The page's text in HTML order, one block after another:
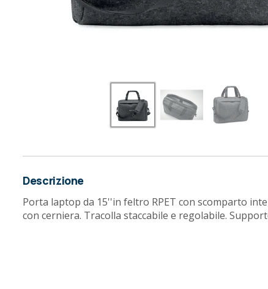
Descrizione
Porta laptop da 15''in feltro RPET con scomparto
con cerniera. Tracolla staccabile e regolabile.